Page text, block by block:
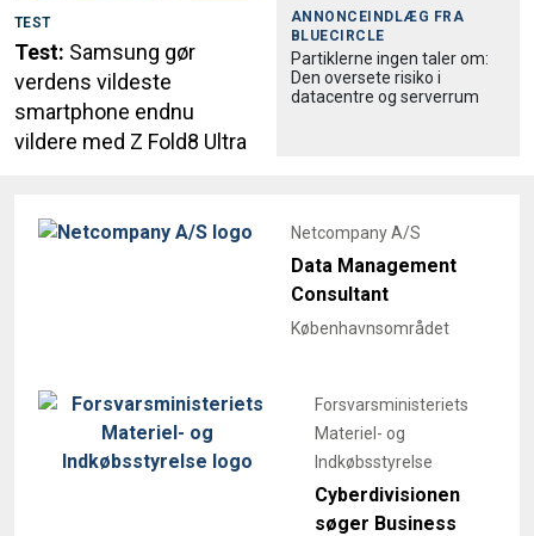
TEST
Test: Samsung gør
verdens vildeste
smartphone endnu
vildere med Z Fold8 Ultra
ANNONCEINDLÆG FRA
BLUECIRCLE
Partiklerne ingen taler om:
Den oversete risiko i
datacentre og serverrum
Netcompany A/S
Data Management
Consultant
Københavnsområdet
Forsvarsministeriets
Materiel- og
Indkøbsstyrelse
Cyberdivisionen
søger Business